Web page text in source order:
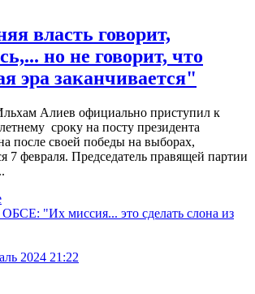
власть говорит,
но не говорит, что
эра заканчивается"
Алиев официально приступил к
сроку на посту президента
после своей победы на выборах,
7 февраля. Председатель правящей партии
2024 21:22